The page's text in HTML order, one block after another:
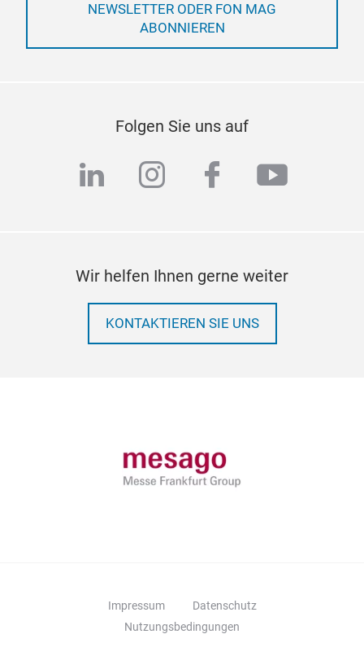
NEWSLETTER ODER FON MAG
ABONNIEREN
Folgen Sie uns auf
linkedininstagram
facebook
Wir helfen Ihnen gerne weiter
KONTAKTIEREN SIE UNS
Impressum
Datenschutz
Nutzungsbedingungen